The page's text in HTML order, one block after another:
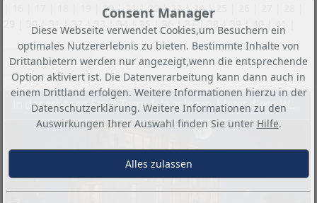
20|21|22|23|24|
30 | | 32 |33 35 | 36 | 37| 38| | 41
Sortieren nach Objekt-Nr. ↓
Consent Manager
Diese Webseite verwendet Cookies,um Besuchern ein
optimales Nutzererlebnis zu bieten. Bestimmte Inhalte von
Drittanbietern werden nur angezeigt,wenn die entsprechende
Option aktiviert ist. Die Datenverarbeitung kann dann auch in
einem Drittland erfolgen. Weitere Informationen hierzu in der
Datenschutzerklärung. Weitere Informationen zu den
Auswirkungen Ihrer Auswahl finden Sie unter Hilfe.